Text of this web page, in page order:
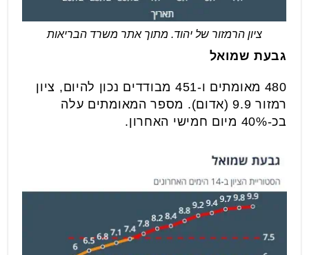
ציון הרמזור של יהוד. מתוך אתר משרד הבריאות
גבעת שמואל
480 מאומתים ו-451 מבודדים נכון להיום, ציון
רמזור 9.9 (אדום). מספר המאומתים עלה
בכ-40% מיום חמישי האחרון.